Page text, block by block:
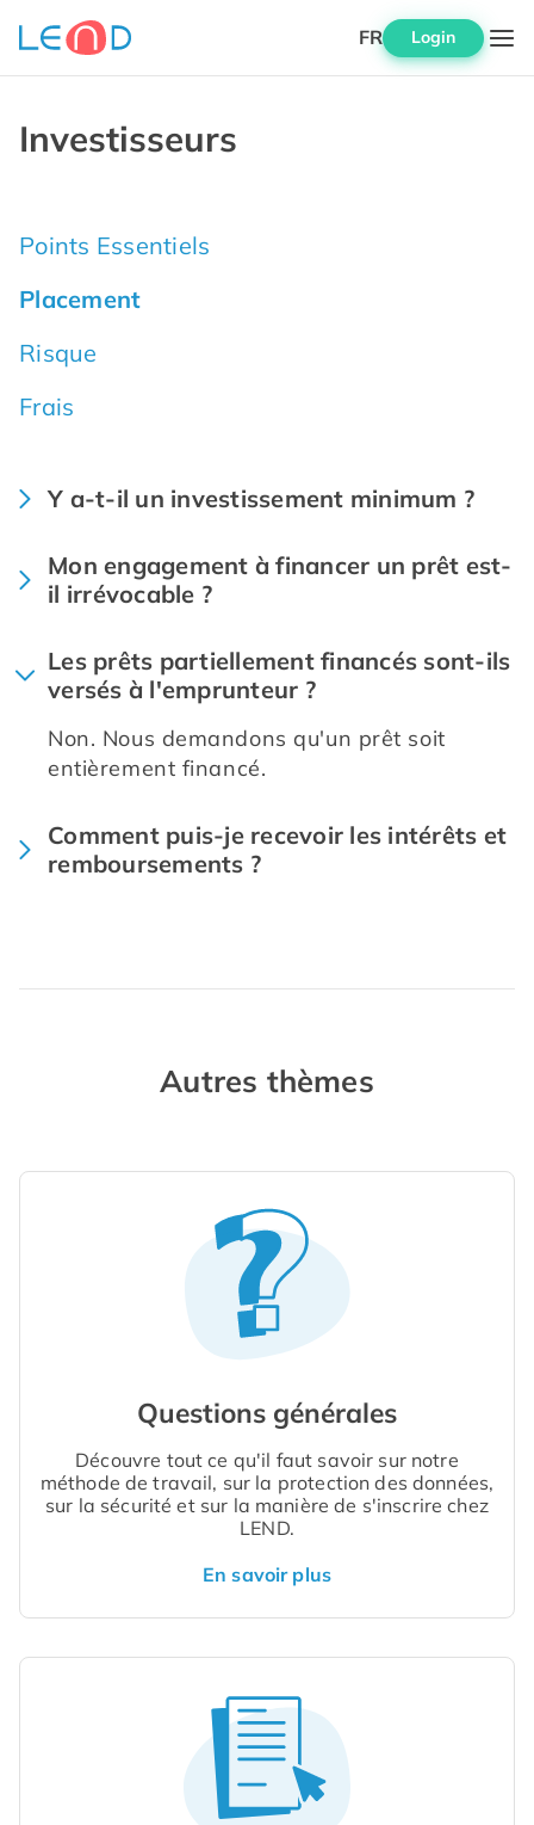
FR Login
Investisseurs
Points Essentiels
Placement
Risque
Frais
Y a-t-il un investissement minimum ?
Mon engagement à financer un prêt est-
il irrévocable ?
Les prêts partiellement financés sont-ils
versés à l'emprunteur ?
Non. Nous demandons qu'un prêt soit
entièrement financé.
Comment puis-je recevoir les intérêts et
remboursements ?
Autres thèmes
Questions générales
Découvre tout ce qu'il faut savoir sur notre
méthode de travail, sur la protection des données,
sur la sécurité et sur la manière de s'inscrire chez
LEND.
En savoir plus